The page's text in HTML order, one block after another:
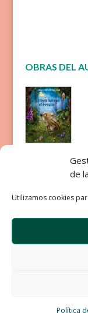
de
Utilizamos cookies
Política
OBRAS DEL